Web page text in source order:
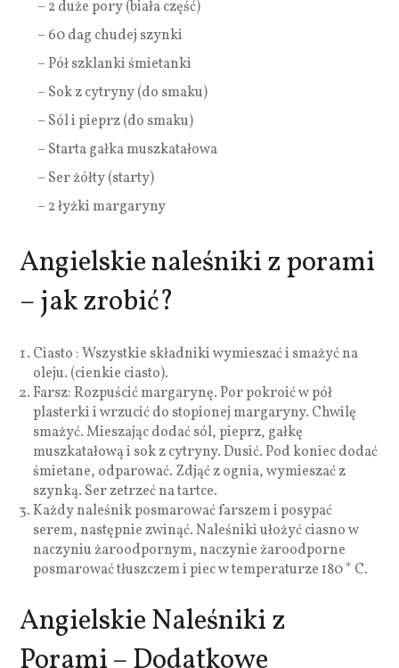
– 2 duże pory (biała część)
– 60 dag chudej szynki
– Pół szklanki śmietanki
– Sok z cytryny (do smaku)
– Sól i pieprz (do smaku)
– Starta gałka muszkatałowa
– Ser żółty (starty)
– 2 łyżki margaryny
Angielskie naleśniki z porami
– jak zrobić?
Ciasto : Wszystkie składniki wymieszać i smażyć na
oleju. (cienkie ciasto).
Farsz: Rozpuścić margarynę. Por pokroić w pół
plasterki i wrzucić do stopionej margaryny. Chwilę
smażyć. Mieszając dodać sól, pieprz, gałkę
muszkatałową i sok z cytryny. Dusić. Pod koniec dodać
śmietane, odparować. Zdjąć z ognia, wymieszać z
szynką. Ser zetrzeć na tartce.
Każdy naleśnik posmarować farszem i posypać
serem, następnie zwinąć. Naleśniki ułożyć ciasno w
naczyniu żaroodpornym, naczynie żaroodporne
posmarować tłuszczem i piec w temperaturze 180 * C.
Angielskie Naleśniki z